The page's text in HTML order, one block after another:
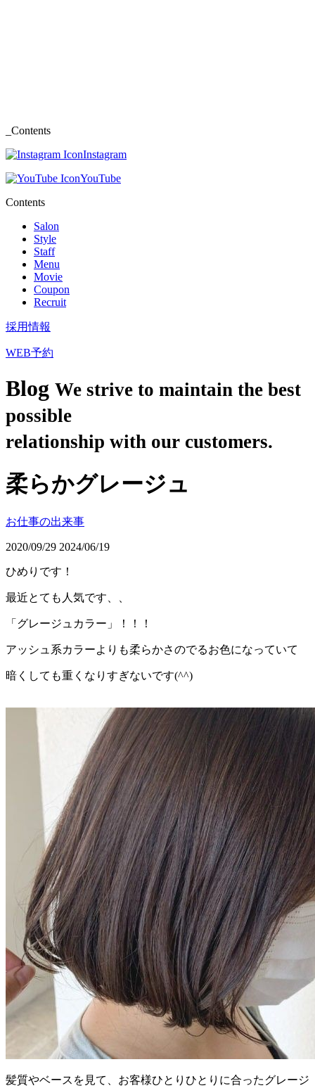
_Contents
Instagram
YouTube
Contents
Salon
Style
Staff
Menu
Movie
Coupon
Recruit
採用情報
WEB予約
Blog We strive to maintain the best
possible
relationship with our customers.
柔らかグレージュ
お仕事の出来事
2020/09/29 2024/06/19
ひめりです！
最近とても人気です、、
「グレージュカラー」！！！
アッシュ系カラーよりも柔らかさのでるお色になっていて
暗くしても重くなりすぎないです(^^)
髪質やベースを見て、お客様ひとりひとりに合ったグレージ